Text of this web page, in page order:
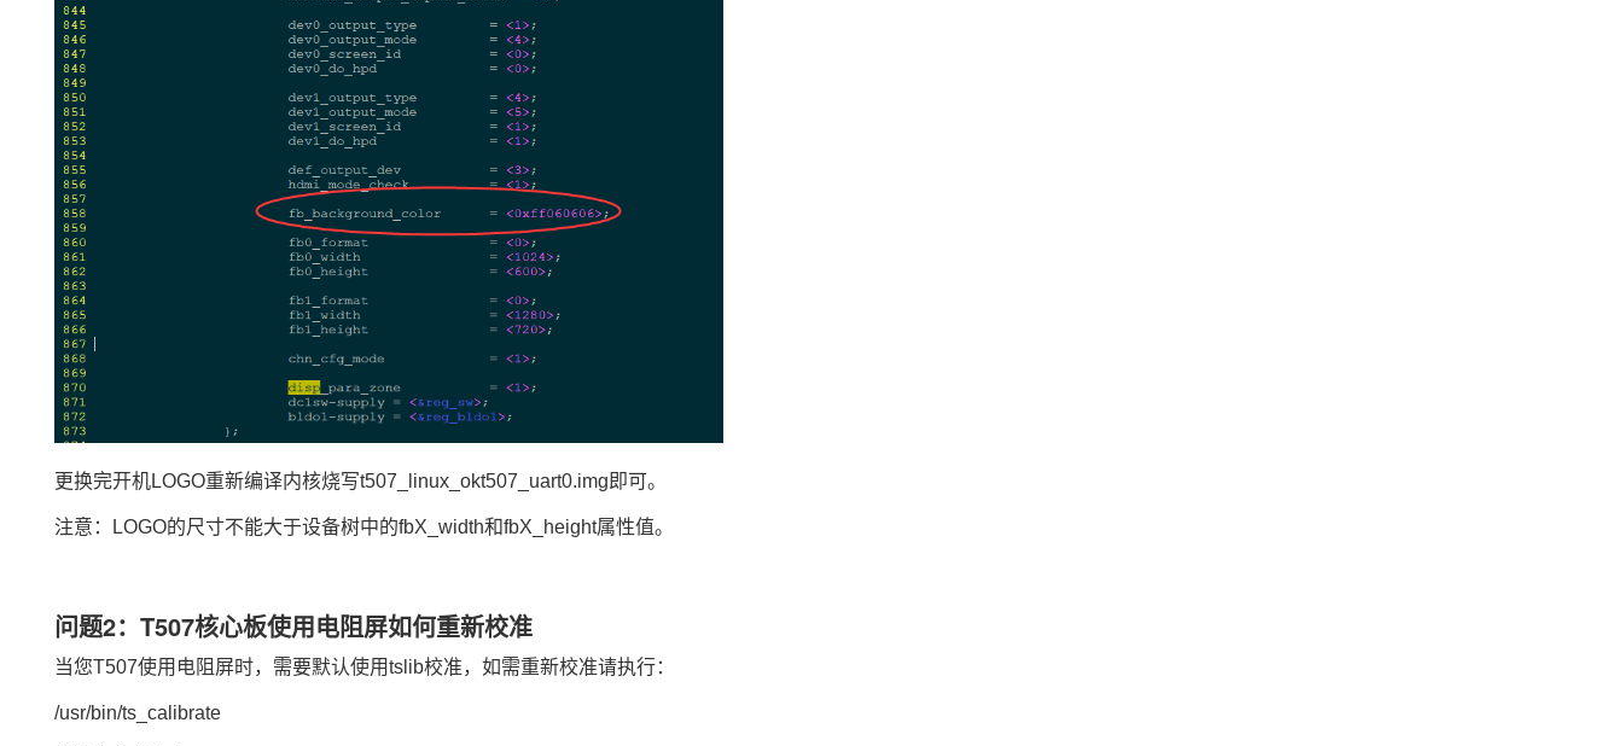
更换完开机LOGO重新编译内核烧写t507_linux_okt507_uart0.img即可。
注意：LOGO的尺寸不能大于设备树中的fbX_width和fbX_height属性值。
问题2：T507核心板使用电阻屏如何重新校准
当您T507使用电阻屏时，需要默认使用tslib校准，如需重新校准请执行：
/usr/bin/ts_calibrate